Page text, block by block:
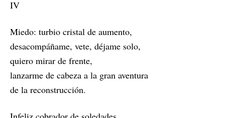
IV
Miedo: turbio cristal de aumento,
desacompáñame, vete, déjame solo,
quiero mirar de frente,
lanzarme de cabeza a la gran aventura
de la reconstrucción.